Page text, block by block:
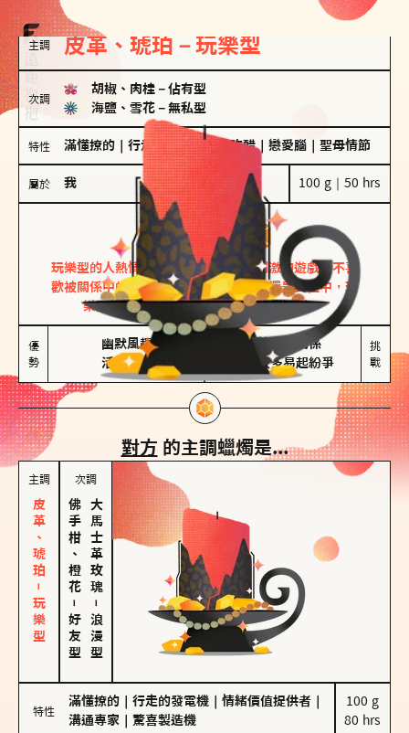
主調 皮革、琥珀－玩樂型
次調
胡椒、肉桂 － 佔有型
海鹽、雪花 － 無私型
特性 滿懂撩的 行走的發電機｜ 愛吃醋｜ 戀愛腦 聖母情節
屬於 我 100 g｜50 hrs
玩樂型
皮革、琥珀
玩樂型的人熱情洋溢，視戀愛為一場刺激的遊戲，不喜
歡被關係中的限制綑綁。無論是約會中還是交往中，玩
樂型的人總能帶來樂趣，讓關係充滿活力。
優
勢
幽默風趣
活在當下
害怕確認關係
桃花較多易起紛爭
挑
戰
對方 的主調蠟燭是...
主調
皮革、琥珀－玩樂型
次調
佛手柑、橙花
－
好友型
大馬士革玫瑰
－
浪漫型
特性
滿懂撩的 行走的發電機 情緒價值提供者
溝通專家
驚喜製造機
100 g
80 hrs